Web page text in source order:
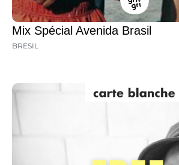
Mix Spécial Avenida Brasil
BRESIL